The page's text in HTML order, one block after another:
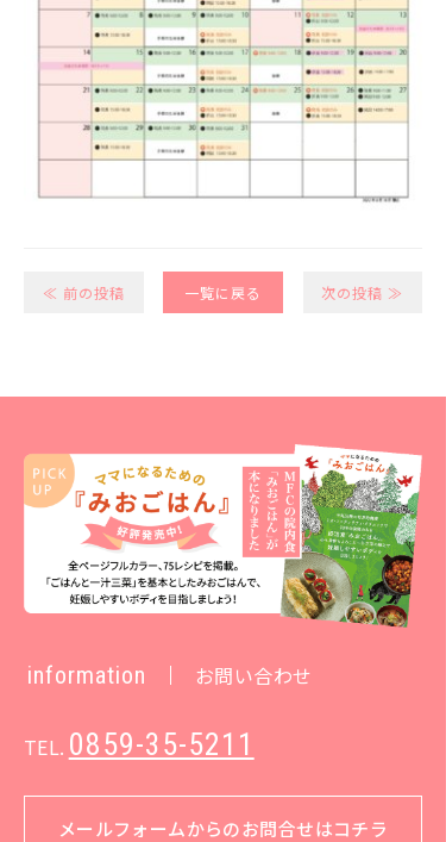
≪ 前の投稿 一覧に戻る 次の投稿 ≫
information お問い合わせ
TEL. 0859-35-5211
メールフォームからのお問合せはコチラ